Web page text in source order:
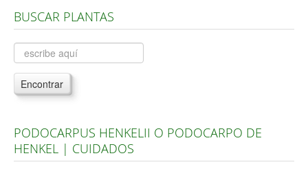
Árboles, Cicas y Palmeras de la G a la Z
Plantas Anuales y Perennes
Plantas Bulbosas y Acuáticas
Plantas de Interior
Plantas Aromáticas y de Huerto
Plantas Carnívoras y Orquídeas
BUSCAR PLANTAS
Encontrar
PODOCARPUS HENKELII O PODOCARPO DE
HENKEL | CUIDADOS